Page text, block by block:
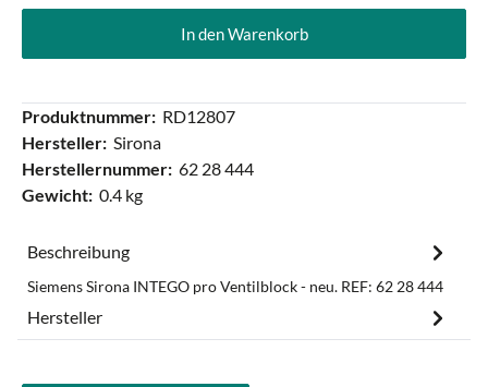
In den Warenkorb
Produktnummer: RD12807
Hersteller: Sirona
Herstellernummer: 62 28 444
Gewicht: 0.4 kg
Beschreibung
Siemens Sirona INTEGO pro Ventilblock - neu. REF: 62 28 444
Hersteller